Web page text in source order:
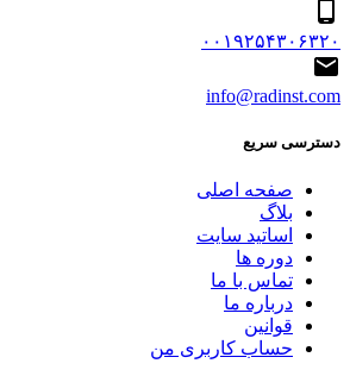
۰۰۱۹۲۵۴۳۰۶۳۲۰
info@radinst.com
دسترسی سریع
صفحه اصلی
بلاگ
اساتید سایت
دوره ها
تماس با ما
درباره ما
قوانین
حساب کاربری من